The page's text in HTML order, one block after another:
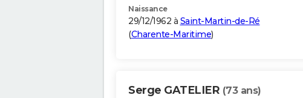
Naissance
29/12/1962 à Saint-Martin-de-Ré
(Charente-Maritime)
Serge GATELIER (73 ans)